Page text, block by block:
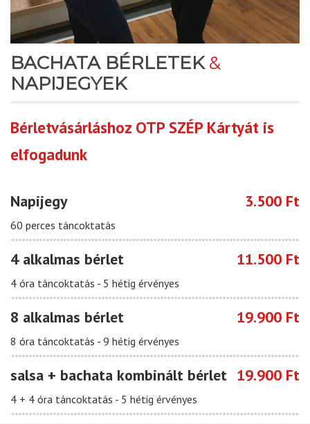
BACHATA BÉRLETEK&
NAPIJEGYEK
Bérletvásárláshoz OTP SZÉP Kártyát is
elfogadunk
Napijegy 3.500 Ft
60 perces táncoktatás
4 alkalmas bérlet 11.500 Ft
4 óra táncoktatás - 5 hétig érvényes
8 alkalmas bérlet 19.900 Ft
8 óra táncoktatás - 9 hétig érvényes
salsa + bachata kombinált bérlet 19.900 Ft
4 + 4 óra táncoktatás - 5 hétig érvényes